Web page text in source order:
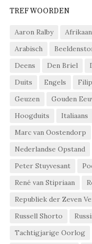
TREFWOORDEN
Aaron Ralby
Arabisch
Deens
Den Briel
Duits
Engels
Geuzen
Gouden
Hoogduits
Italiaans
Marc van Oostendorp
Nederlandse Opstand
Peter Stuyvesant
René van Stipriaan
Republiek der Zeven
Russell Shorto
Tachtigjarige Oorlog